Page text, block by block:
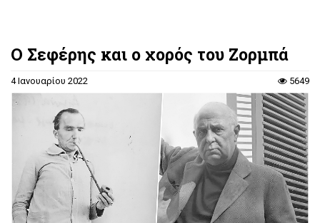
Ο Σεφέρης και ο χορός του Ζορμπά
4 Ιανουαρίου 2022 5649